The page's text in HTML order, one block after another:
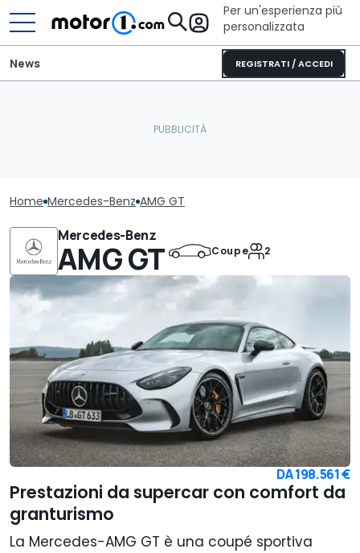
Per un'esperienza più
personalizzata
REGISTRATI / ACCEDI
News
Home Mercedes-Benz AMG GT
Mercedes-Benz
AMG GT Coupe 2
DA198.561 €
Prestazioni da supercar con comfort da
granturismo
La Mercedes-AMG GT è una coupé sportiva